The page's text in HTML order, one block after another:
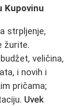
Kupovinu
strpljenje,
žurite.
veličina,
i novih i
pričama;
Uvek